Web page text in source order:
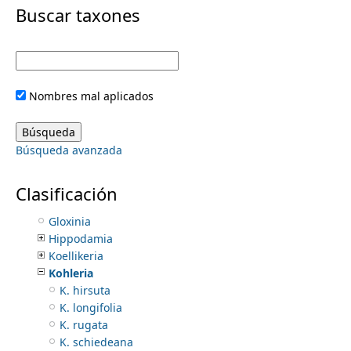
i
m
r
y
t
n
u
Buscar taxones
Nombres mal aplicados
Búsqueda avanzada
Clasificación
Chrysothemis
Codonanthopsis
Diastema
Episcia
Eucodonia
Gesneria
Glossoloma
Gloxinia
Hippodamia
Koellikeria
Kohleria
K. hirsuta
K. longifolia
K. rugata
K. schiedeana